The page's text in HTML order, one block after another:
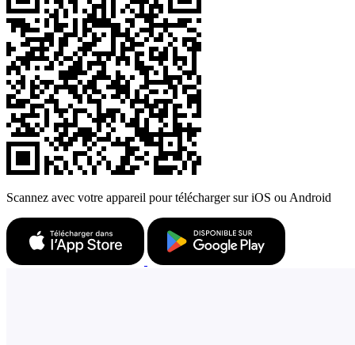
Scannez avec votre appareil pour télécharger sur iOS ou Android